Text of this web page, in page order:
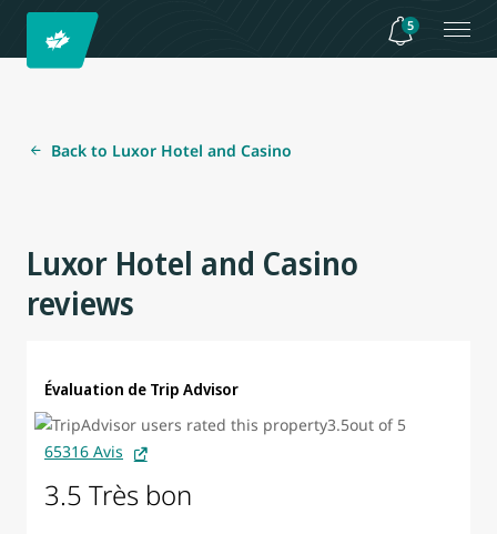
5
Back to Luxor Hotel and Casino
Luxor Hotel and Casino
reviews
Évaluation de Trip Advisor
65316 Avis
3.5 Très bon